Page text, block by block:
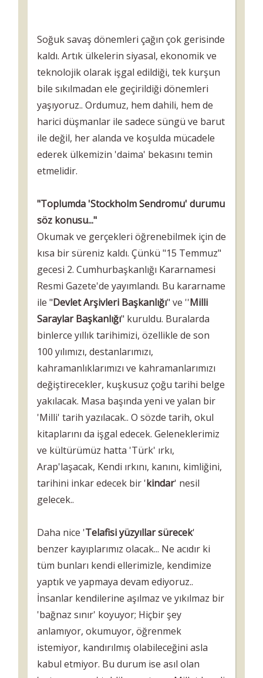
Soğuk savaş dönemleri çağın çok gerisinde
kaldı. Artık ülkelerin siyasal, ekonomik ve
teknolojik olarak işgal edildiği, tek kurşun
bile sıkılmadan ele geçirildiği dönemleri
yaşıyoruz.. Ordumuz, hem dahili, hem de
harici düşmanlar ile sadece süngü ve barut
ile değil, her alanda ve koşulda mücadele
ederek ülkemizin 'daima' bekasını temin
etmelidir.
"Toplumda 'Stockholm Sendromu' durumu
söz konusu..."
Okumak ve gerçekleri öğrenebilmek için de
kısa bir süreniz kaldı. Çünkü "15 Temmuz"
gecesi 2. Cumhurbaşkanlığı Kararnamesi
Resmi Gazete'de yayımlandı. Bu kararname
ile "Devlet Arşivleri Başkanlığı" ve ''Milli
Saraylar Başkanlığı" kuruldu. Buralarda
binlerce yıllık tarihimizi, özellikle de son
100 yılımızı, destanlarımızı,
kahramanlıklarımızı ve kahramanlarımızı
değiştirecekler, kuşkusuz çoğu tarihi belge
yakılacak. Masa başında yeni ve yalan bir
'Milli' tarih yazılacak.. O sözde tarih, okul
kitaplarını da işgal edecek. Geleneklerimiz
ve kültürümüz hatta 'Türk' ırkı,
Arap'laşacak, Kendi ırkını, kanını, kimliğini,
tarihini inkar edecek bir 'kindar' nesil
gelecek..
Daha nice 'Telafisi yüzyıllar sürecek'
benzer kayıplarımız olacak... Ne acıdır ki
tüm bunları kendi ellerimizle, kendimize
yaptık ve yapmaya devam ediyoruz..
İnsanlar kendilerine aşılmaz ve yıkılmaz bir
'bağnaz sınır' koyuyor; Hiçbir şey
anlamıyor, okumuyor, öğrenmek
istemiyor, kandırılmış olabileceğini asla
kabul etmiyor. Bu durum ise asıl olan